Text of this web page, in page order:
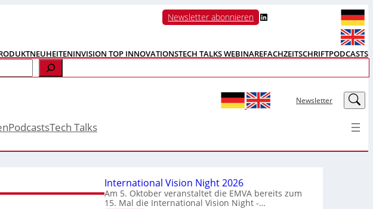
Newsletter abonnieren LinkedIn
INVISION TOP INNOVATIONSTECH TALKS WEBINAREFACHZEITSCHRIFTPODCASTS
Newsletter LinkedIn
PodcastsTech Talks
International Vision Night 2026
Am 5. Oktober veranstaltet die EMVA bereits zum
15. Mal die International Vision Night -…